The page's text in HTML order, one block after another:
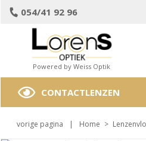
054/41 92 96
Powered by Weiss Optik
CONTACTLENZEN
vorige pagina | Home >